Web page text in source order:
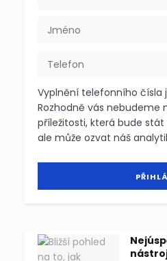
Vyplnění telefonního čísla
Rozhodně vás nebudeme
příležitosti, která bude
ale může ozvat náš